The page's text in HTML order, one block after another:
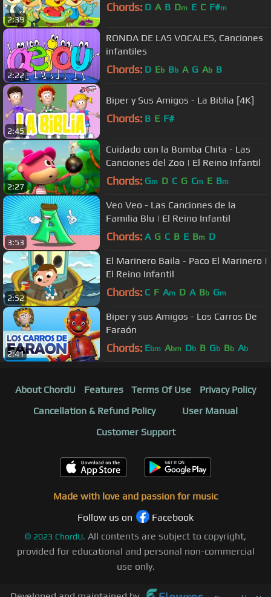
2:39
Chords: D A B Dm E C F#m
2:22
RONDA DE LAS VOCALES, Canciones
infantiles
Chords: D Eb Bb A G Ab B
2:45
Biper y Sus Amigos - La Biblia [4K]
Chords: B E F#
2:27
Cuidado con la Bomba Chita - Las
Canciones del Zoo | El Reino Infantil
Chords: Gm D C G Cm E Bm
3:53
Veo Veo - Las Canciones de la
Familia Blu | El Reino Infantil
Chords: A G C B E Bm D
2:52
El Marinero Baila - Paco El Marinero |
El Reino Infantil
Chords: C F Am D A Bb Gm
2:41
Biper y sus Amigos - Los Carros De
Faraón
Chords: Ebm Abm Db B Gb Bb Ab
About ChordU Features Terms Of Use
Privacy Policy
Cancellation & Refund Policy
User Manual
Customer Support
Made with love and passion for music
Follow us on
Facebook
© 2023 ChordU. All contents are subject to copyright,
provided for educational and personal non-commercial
use only.